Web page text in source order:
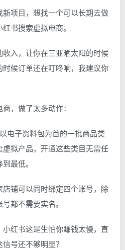
项目，想找一个可以长期去做
书搜索虚拟电商。
入，让你在三亚晒太阳的时候
候订单还在叮咚响，我建议你
，做了太多动作：
电子资料包为首的一批商品类
拟产品，开通这些类目无需任
最低。
铺可以同时绑定四个账号，除
都不需要实名。
红书这是生怕你賺钱太慢，直
号还不够明显？